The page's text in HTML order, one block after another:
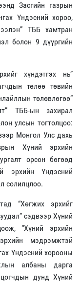
Засгийн газрын
Үндэсний хороо,
ТББ хамтран
болон 9 дүүргийн
хүндэтгэх нь”
төлөө төвийн
төлөвлөгөө”
ТББ-ын захирал
улсын тогтолцоо:
Монгол Улс дахь
Хүний эрхийн
орсон бөгөөд
эрхийн Үндэсний
солилцлоо.
“Хөгжих эрхийг
сэдвээр Хүний
“Хүний эрхийн
мэдрэмжтэй
Үндэсний хорооны
албаны дарга
дунд Хүний